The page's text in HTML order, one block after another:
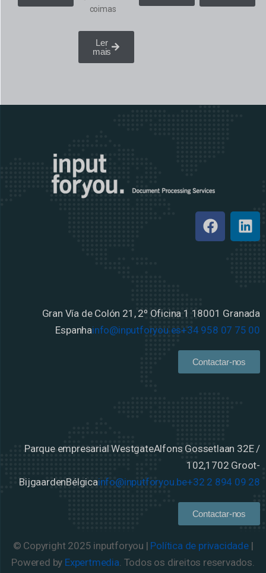
coimas
Ler
mais
Gran Vía de Colón 21, 2º Oficina 1 18001 Granada
Espanhainfo@inputforyou.es+34 958 07 75 00
Contactar-nos
Parque empresarial WestgateAlfons Gossetlaan 32E /
102,1702 Groot-
BijgaardenBélgicainfo@inputforyou.be+32 2 894 09 28
Contactar-nos
© Copyright 2025 inputforyou | Política de privacidade|
Powered by Expertmedia . Todos os direitos reservados.